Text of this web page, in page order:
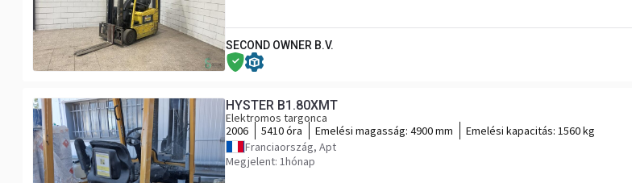
SECOND OWNER B.V.
HYSTER B1.80XMT
Elektromos targonca
2006
5410 óra Emelési magasság: 4900 mm Emelési kapacitás: 1560 kg
Franciaország, Apt
Megjelent: 1hónap